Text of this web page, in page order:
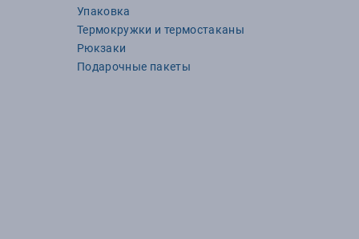
Упаковка
Термокружки и термостаканы
Рюкзаки
Подарочные пакеты